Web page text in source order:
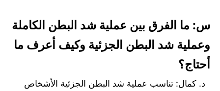
س: ما الفرق بين عملية شد البطن الكاملة
وعملية شد البطن الجزئية وكيف أعرف ما
أحتاج؟
د. كمال: تناسب عملية شد البطن الجزئية الأشخاص